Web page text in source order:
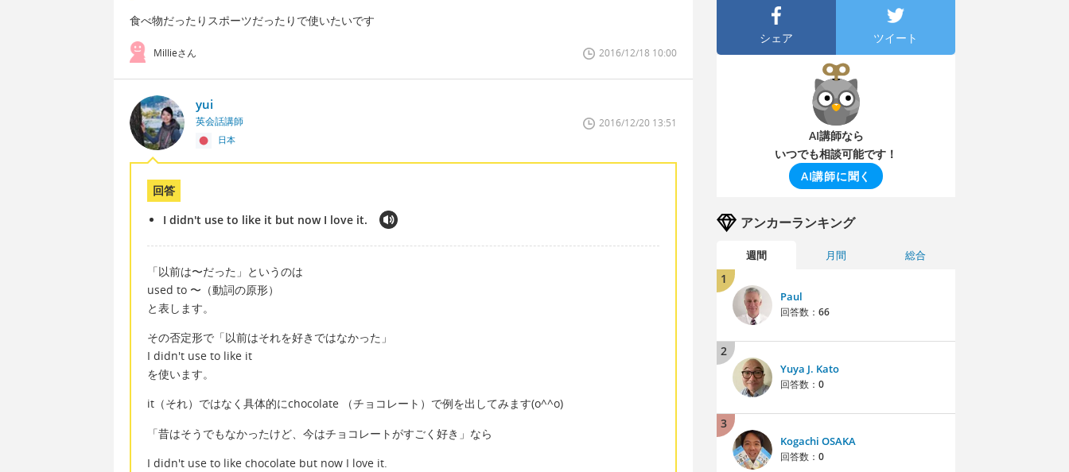
食べ物だったりスポーツだったりで使いたいです
Millieさん 2016/12/18 10:00
yui
英会話講師
日本
2016/12/20 13:51
回答
I didn't use to like it but now I love it.
「以前は〜だった」というのは
used to 〜（動詞の原形）
と表します。
その否定形で「以前はそれを好きではなかった」
I didn't use to like it
を使います。
it（それ）ではなく具体的にchocolate （チョコレート）で例を出してみます(o^^o)
「昔はそうでもなかったけど、今はチョコレートがすごく好き」なら
I didn't use to like chocolate but now I love it.
シェア ツイート
AI講師なら
いつでも相談可能です！
AI講師に聞く
アンカーランキング
週間 月間 総合
1
Paul
回答数： 66
2
Yuya J. Kato
回答数： 0
3
Kogachi OSAKA
回答数： 0